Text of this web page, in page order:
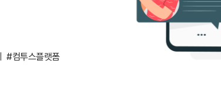
#컴투스플랫폼